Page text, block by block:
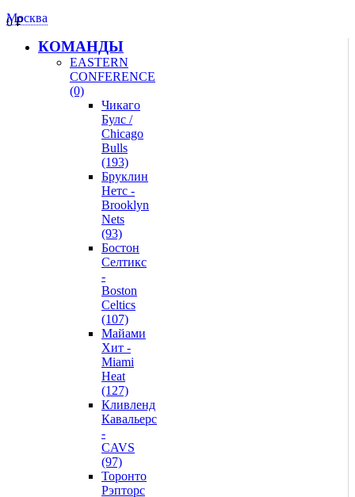
0₽
Москва
КОМАНДЫ
EASTERN
CONFERENCE
(0)
Чикаго
Булс /
Chicago
Bulls
(193)
Бруклин
Нетс -
Brooklyn
Nets
(93)
Бостон
Селтикс
-
Boston
Celtics
(107)
Майами
Хит -
Miami
Heat
(127)
Кливленд
Кавальерс
-
CAVS
(97)
Торонто
Рэпторс